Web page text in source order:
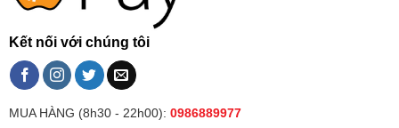
Kết nối với chúng tôi
MUA HÀNG (8h30 - 22h00): 0986889977